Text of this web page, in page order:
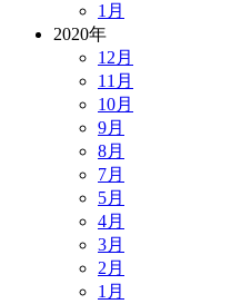
1月
2020年
12月
11月
10月
9月
8月
7月
5月
4月
3月
2月
1月